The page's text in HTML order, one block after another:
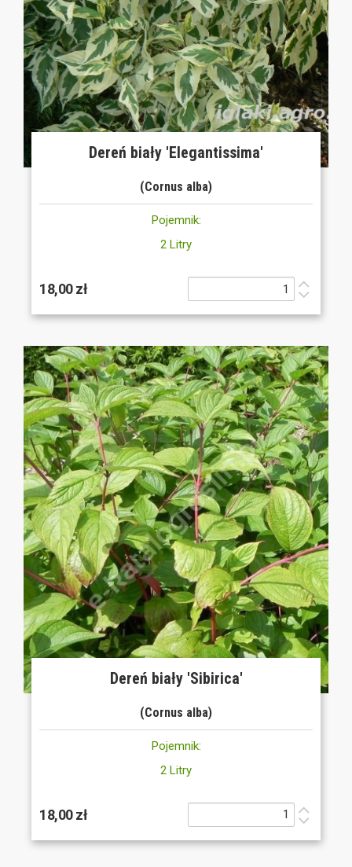
Dereń biały 'Elegantissima'
(Cornus alba)
Pojemnik:
2 Litry
18,00 zł
Dereń biały 'Sibirica'
(Cornus alba)
Pojemnik:
2 Litry
18,00 zł